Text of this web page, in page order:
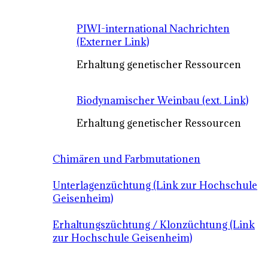
PIWI-international Nachrichten
(Externer Link)
Erhaltung genetischer Ressourcen
Biodynamischer Weinbau (ext. Link)
Erhaltung genetischer Ressourcen
Chimären und Farbmutationen
Unterlagenzüchtung (Link zur Hochschule
Geisenheim)
Erhaltungszüchtung / Klonzüchtung (Link
zur Hochschule Geisenheim)